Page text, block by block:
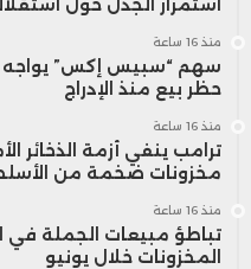
منذ 16 ساعة
سهم “سبيس إكس” يواجه
حظر بيع منذ الإدراج
منذ 16 ساعة
ترامب ينفي أزمة الذخائر
مخزونات ضخمة من
منذ 16 ساعة
تباطؤ مبيعات الجملة في
المخزونات خلال يونيو